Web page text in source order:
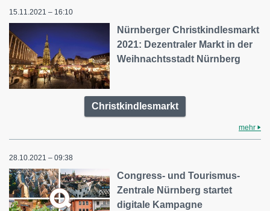
15.11.2021 – 16:10
Nürnberger Christkindlesmarkt
2021: Dezentraler Markt in der
Weihnachtsstadt Nürnberg
Christkindlesmarkt
mehr
28.10.2021 – 09:38
Congress- und Tourismus-
Zentrale Nürnberg startet
digitale Kampagne